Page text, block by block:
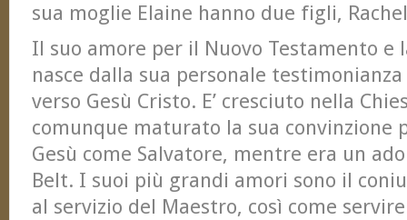
sua moglie Elaine hanno due figli,
Il suo amore per il Nuovo Testamento e
nasce dalla sua personale
verso Gesù Cristo. E’ cresciuto nella
comunque maturato la sua convinzione
Gesù come Salvatore, mentre era un
Belt. I suoi più grandi amori sono il
al servizio del Maestro, così come